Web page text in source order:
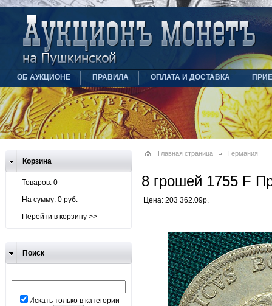
ОБ АУКЦИОНЕ ПРАВИЛА ОПЛАТА И ДОСТАВКА
Корзина
Товаров: 0
На сумму: 0 руб.
Перейти в корзину >>
Поиск
Искать только в категории
Главная страница Германия
8 грошей 1755 F
Цена: 203 362.09р.